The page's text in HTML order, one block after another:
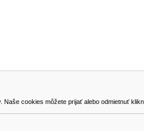
cookies môžete prijať alebo odmietnuť